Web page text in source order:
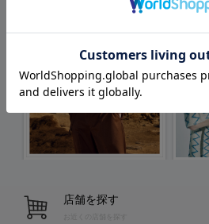
店舗を探す
お近くの店舗を探す